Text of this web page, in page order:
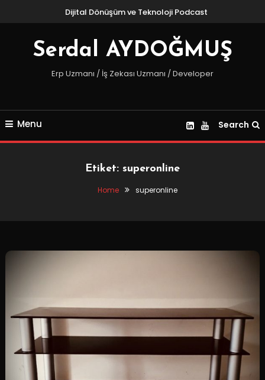
Content
Dijital Dönüşüm ve Teknoloji Podcast
Serdal AYDOĞMUŞ
Erp Uzmanı / İş Zekası Uzmanı / Developer
Menu Search
Etiket: superonline
Home superonline